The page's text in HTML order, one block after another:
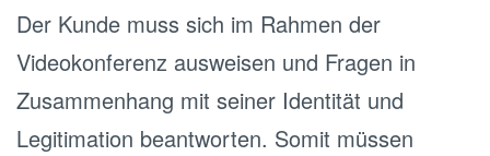
Der Kunde muss sich im Rahmen der
Videokonferenz ausweisen und Fragen in
Zusammenhang mit seiner Identität und
Legitimation beantworten. Somit müssen